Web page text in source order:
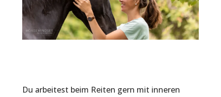
Du arbeitest beim Reiten gern mit inneren